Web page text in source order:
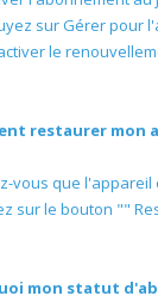
sur Gérer pour
le
restaurer mon
vous que l'appareil
sur le bouton ""
mon statut